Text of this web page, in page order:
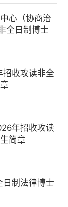
心（协商治
全日制博士
招收攻读非全
年招收攻读
简章
日制法律博士